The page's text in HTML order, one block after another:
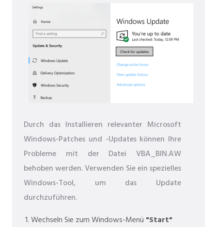
Durch das Installieren relevanter Microsoft
Windows-Patches und -Updates können Ihre
Probleme mit der Datei VBA_BIN.AW
behoben werden. Verwenden Sie ein spezielles
Windows-Tool, um das Update
durchzuführen.
Wechseln Sie zum Windows-Menü "Start"